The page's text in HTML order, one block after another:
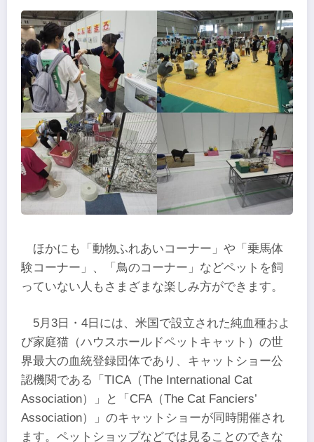
ほかにも「動物ふれあいコーナー」や「乗馬体
験コーナー」、「鳥のコーナー」などペットを飼
っていない人もさまざまな楽しみ方ができます。
5月3日・4日には、米国で設立された純血種およ
び家庭猫（ハウスホールドペットキャット）の世
界最大の血統登録団体であり、キャットショー公
認機関である「TICA（The International Cat
Association）」と「CFA（The Cat Fanciers’
Association）」のキャットショーが同時開催され
ます。ペットショップなどでは見ることのできな